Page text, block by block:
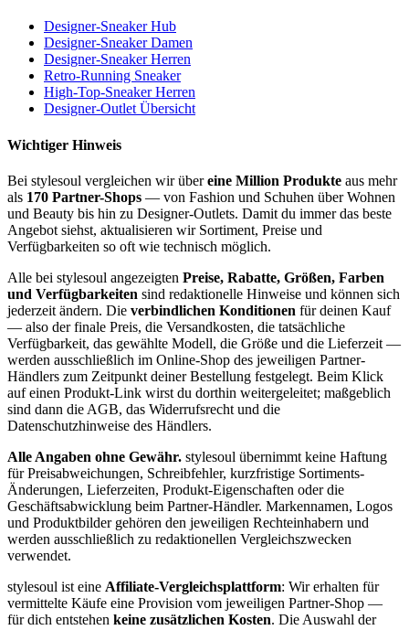
Designer-Sneaker Hub
Designer-Sneaker Damen
Designer-Sneaker Herren
Retro-Running Sneaker
High-Top-Sneaker Herren
Designer-Outlet Übersicht
Wichtiger Hinweis
Bei stylesoul vergleichen wir übereine Million Produkte aus mehr
als 170 Partner-Shops — von Fashion und Schuhen über Wohnen
und Beauty bis hin zu Designer-Outlets. Damit du immer das beste
Angebot siehst, aktualisieren wir Sortiment, Preise und
Verfügbarkeiten so oft wie technisch möglich.
Alle bei stylesoul angezeigten Preise, Rabatte, Größen, Farben
und Verfügbarkeiten sind redaktionelle Hinweise und können sich
jederzeit ändern. Die verbindlichen Konditionen für deinen Kauf
— also der finale Preis, die Versandkosten, die tatsächliche
Verfügbarkeit, das gewählte Modell, die Größe und die Lieferzeit —
werden ausschließlich im Online-Shop des jeweiligen Partner-
Händlers zum Zeitpunkt deiner Bestellung festgelegt. Beim Klick
auf einen Produkt-Link wirst du dorthin weitergeleitet; maßgeblich
sind dann die AGB, das Widerrufsrecht und die
Datenschutzhinweise des Händlers.
Alle Angaben ohne Gewähr. stylesoul übernimmt keine Haftung
für Preisabweichungen, Schreibfehler, kurzfristige Sortiments-
Änderungen, Lieferzeiten, Produkt-Eigenschaften oder die
Geschäftsabwicklung beim Partner-Händler. Markennamen, Logos
und Produktbilder gehören den jeweiligen Rechteinhabern und
werden ausschließlich zu redaktionellen Vergleichszwecken
verwendet.
stylesoul ist eine Affiliate-Vergleichsplattform: Wir erhalten für
vermittelte Käufe eine Provision vom jeweiligen Partner-Shop —
für dich entstehen keine zusätzlichen Kosten. Die Auswahl der